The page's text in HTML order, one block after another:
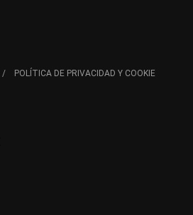
POLÍTICA DE PRIVACIDAD Y COOKIE